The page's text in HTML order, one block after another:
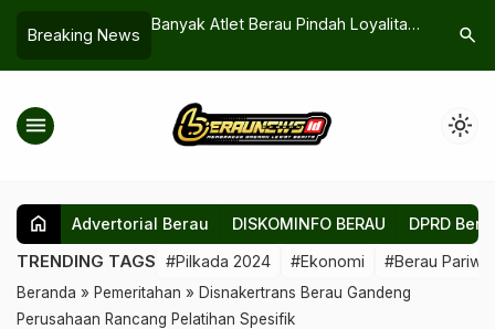
Breaking News
Terus-terusan
Banyak Atlet Berau Pindah Loyalitas,
Terjadi?
Batalkan
search
menu light_mode
home Advertorial Berau DISKOMINFO BERAU DPRD
TRENDING TAGS #Pilkada 2024 #Ekonomi #Berau
Beranda » Pemeritahan » Disnakertrans Berau Gandeng
Perusahaan Rancang Pelatihan Spesifik